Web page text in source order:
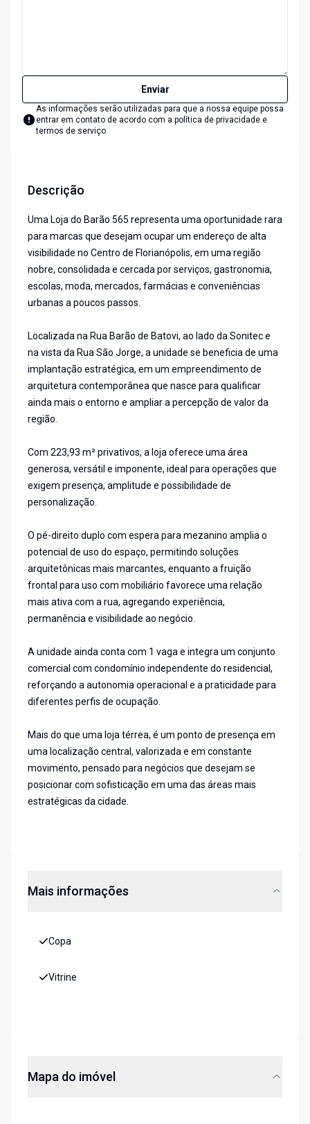
Enviar
As informações serão utilizadas para que a nossa equipe possa
entrar em contato de acordo com a política de privacidade e
termos de serviço
Descrição
Uma Loja do Barão 565 representa uma oportunidade rara
para marcas que desejam ocupar um endereço de alta
visibilidade no Centro de Florianópolis, em uma região
nobre, consolidada e cercada por serviços, gastronomia,
escolas, moda, mercados, farmácias e conveniências
urbanas a poucos passos.
Localizada na Rua Barão de Batovi, ao lado da Sonitec e
na vista da Rua São Jorge, a unidade se beneficia de uma
implantação estratégica, em um empreendimento de
arquitetura contemporânea que nasce para qualificar
ainda mais o entorno e ampliar a percepção de valor da
região.
Com 223,93 m² privativos, a loja oferece uma área
generosa, versátil e imponente, ideal para operações que
exigem presença, amplitude e possibilidade de
personalização.
O pé-direito duplo com espera para mezanino amplia o
potencial de uso do espaço, permitindo soluções
arquitetônicas mais marcantes, enquanto a fruição
frontal para uso com mobiliário favorece uma relação
mais ativa com a rua, agregando experiência,
permanência e visibilidade ao negócio.
A unidade ainda conta com 1 vaga e integra um conjunto
comercial com condomínio independente do residencial,
reforçando a autonomia operacional e a praticidade para
diferentes perfis de ocupação.
Mais do que uma loja térrea, é um ponto de presença em
uma localização central, valorizada e em constante
movimento, pensado para negócios que desejam se
posicionar com sofisticação em uma das áreas mais
estratégicas da cidade.
Mais informações
Copa
Vitrine
Mapa do imóvel